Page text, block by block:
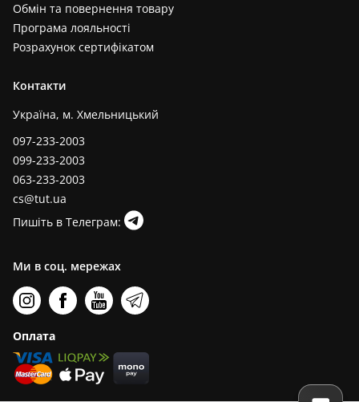
Обмін та повернення товару
Програма лояльності
Розрахунок сертифікатом
Контакти
Україна, м. Хмельницький
097-233-2003
099-233-2003
063-233-2003
cs@tut.ua
Пишіть в Телеграм:
Ми в соц. мережах
Оплата